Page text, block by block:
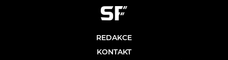
REDAKCE
KONTAKT